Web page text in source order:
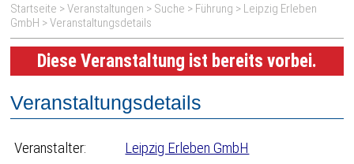
Startseite >Veranstaltungen > Suche > Führung > Leipzig Erleben
GmbH > Veranstaltungsdetails
Diese Veranstaltung ist bereits vorbei.
Veranstaltungsdetails
Veranstalter:
Leipzig Erleben GmbH